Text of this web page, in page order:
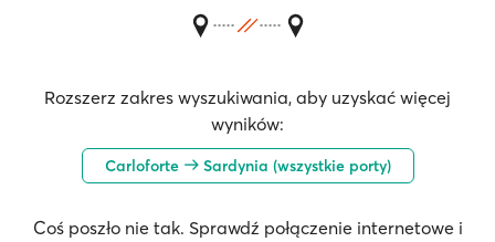
Rozszerz zakres wyszukiwania, aby uzyskać więcej
wyników:
Carloforte Sardynia (wszystkie porty)
Coś poszło nie tak. Sprawdź połączenie internetowe i